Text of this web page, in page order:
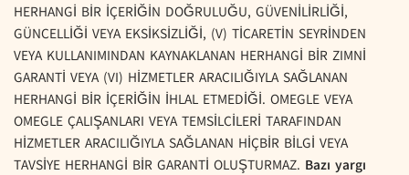
HERHANGİ BİR İÇERİĞİN DOĞRULUĞU, GÜVENİLİRLİĞİ,
GÜNCELLİĞİ VEYA EKSİKSİZLİĞİ, (V) TİCARETİN SEYRİNDEN
VEYA KULLANIMINDAN KAYNAKLANAN HERHANGİ BİR ZIMNİ
GARANTİ VEYA (VI) HİZMETLER ARACILIĞIYLA SAĞLANAN
HERHANGİ BİR İÇERİĞİN İHLAL ETMEDİĞİ. OMEGLE VEYA
OMEGLE ÇALIŞANLARI VEYA TEMSİLCİLERİ TARAFINDAN
HİZMETLER ARACILIĞIYLA SAĞLANAN HİÇBİR BİLGİ VEYA
TAVSİYE HERHANGİ BİR GARANTİ OLUŞTURMAZ. Bazı yargı